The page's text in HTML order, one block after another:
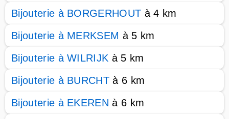
Bijouterie à BORGERHOUT à 4 km
Bijouterie à MERKSEM à 5 km
Bijouterie à WILRIJK à 5 km
Bijouterie à BURCHT à 6 km
Bijouterie à EKEREN à 6 km